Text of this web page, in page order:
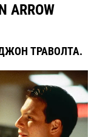
ДЖОН ТРАВОЛТА.